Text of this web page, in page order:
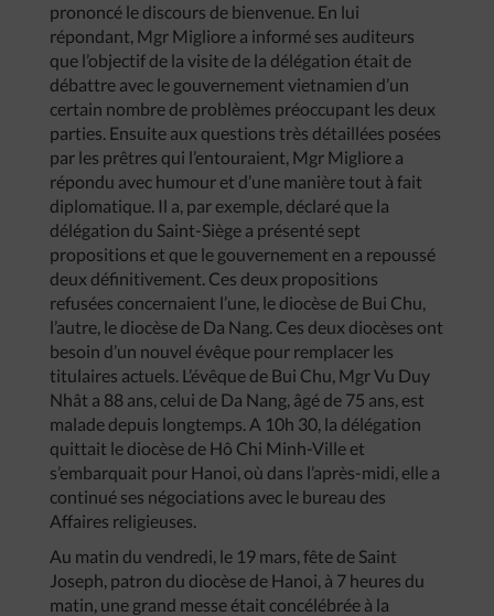
prononcé le discours de bienvenue. En lui
répondant, Mgr Migliore a informé ses auditeurs
que l’objectif de la visite de la délégation était de
débattre avec le gouvernement vietnamien d’un
certain nombre de problèmes préoccupant les deux
parties. Ensuite aux questions très détaillées posées
par les prêtres qui l’entouraient, Mgr Migliore a
répondu avec humour et d’une manière tout à fait
diplomatique. Il a, par exemple, déclaré que la
délégation du Saint-Siège a présenté sept
propositions et que le gouvernement en a repoussé
deux définitivement. Ces deux propositions
refusées concernaient l’une, le diocèse de Bui Chu,
l’autre, le diocèse de Da Nang. Ces deux diocèses ont
besoin d’un nouvel évêque pour remplacer les
titulaires actuels. L’évêque de Bui Chu, Mgr Vu Duy
Nhât a 88 ans, celui de Da Nang, âgé de 75 ans, est
malade depuis longtemps. A 10h 30, la délégation
quittait le diocèse de Hô Chi Minh-Ville et
s’embarquait pour Hanoi, où dans l’après-midi, elle a
continué ses négociations avec le bureau des
Affaires religieuses.
Au matin du vendredi, le 19 mars, fête de Saint
Joseph, patron du diocèse de Hanoi, à 7 heures du
matin, une grand messe était concélébrée à la